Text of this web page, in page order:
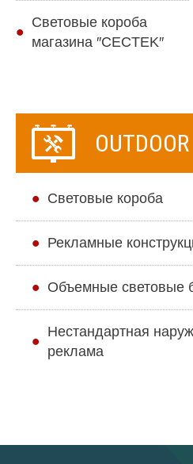
Световые короба
магазина ″CECTEK″
OUTDOOR
Cветовые короба
Рекламные
Объемные световые
Нестандартная
реклама